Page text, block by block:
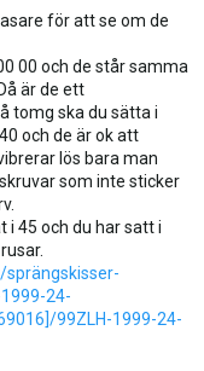
för att se om de
00 och de står samma
är de ett
tomg ska du sätta i
och de är ok att
lös bara man
som inte sticker
i 45 och du har satt i
24-
99ZLH-1999-24-